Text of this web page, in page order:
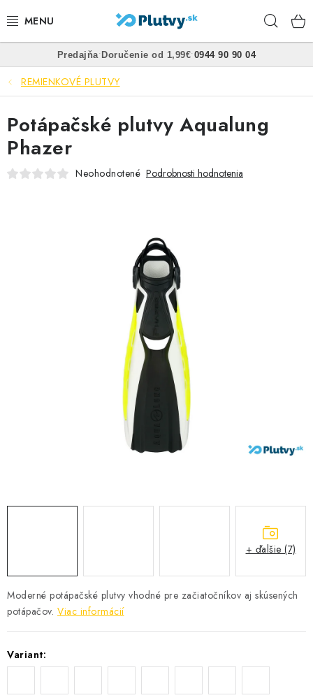
na
PLÁVANIE
ŠNORCHLOVANIE
FREEDIVING
SPEARFISHING
Predajňa• Doručenie od 1,99€• 0944 90 90 04
REMIENKOVÉ PLUTVY
Moderné potápačské plutvy vhodné pre začiatočníkov aj skúsených
potápačov. Viac informácií
Variant:
Potápačské plutvy Aqualung
Phazer
Neohodnotené Podrobnosti hodnotenia
+ ďalšie (7)